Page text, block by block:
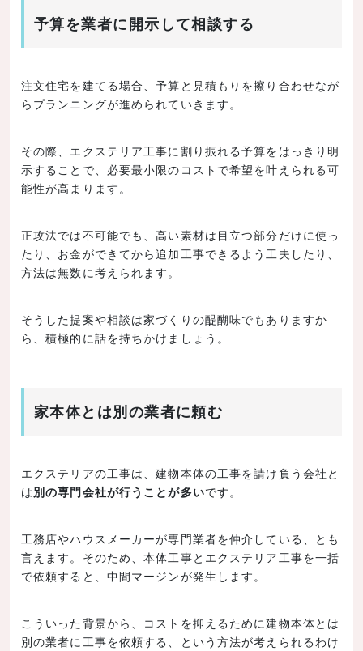
予算を業者に開示して相談する
注文住宅を建てる場合、予算と見積もりを擦り合わせなが
らプランニングが進められていきます。
その際、エクステリア工事に割り振れる予算をはっきり明
示することで、必要最小限のコストで希望を叶えられる可
能性が高まります。
正攻法では不可能でも、高い素材は目立つ部分だけに使っ
たり、お金ができてから追加工事できるよう工夫したり、
方法は無数に考えられます。
そうした提案や相談は家づくりの醍醐味でもありますか
ら、積極的に話を持ちかけましょう。
家本体とは別の業者に頼む
エクステリアの工事は、建物本体の工事を請け負う会社と
は別の専門会社が行うことが多いです。
工務店やハウスメーカーが専門業者を仲介している、とも
言えます。そのため、本体工事とエクステリア工事を一括
で依頼すると、中間マージンが発生します。
こういった背景から、コストを抑えるために建物本体とは
別の業者に工事を依頼する、という方法が考えられるわけ